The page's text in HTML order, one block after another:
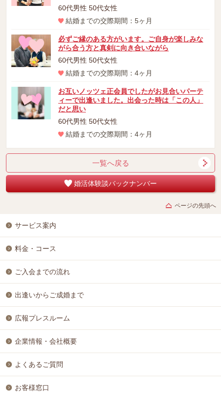
60代男性 50代女性
結婚までの交際期間：5ヶ月
必ずご縁のある方がいます。ご自身が楽しみな
がら合う方と真剣に向き合いながら
60代男性 50代女性
結婚までの交際期間：4ヶ月
お互いノッツェ正会員でしたがお見合いパーテ
ィーで出逢いました。出会った時は「この人」
だと思い
60代男性 50代女性
結婚までの交際期間：4ヶ月
一覧へ戻る
婚活体験談バックナンバー
ページの先頭へ
サービス案内
料金・コース
ご入会までの流れ
出逢いからご成婚まで
広報プレスルーム
企業情報・会社概要
よくあるご質問
お客様窓口